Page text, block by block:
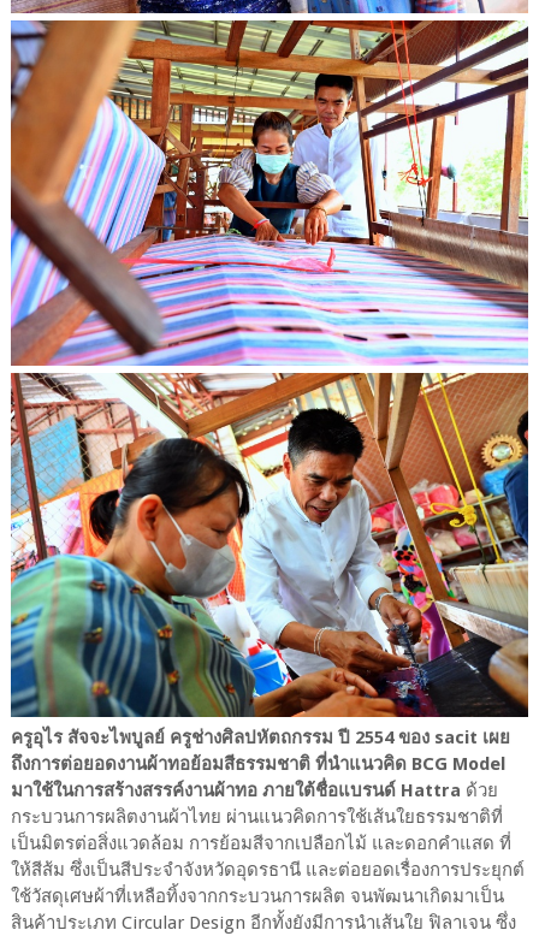
ครูอุไร สัจจะไพบูลย์ ครูช่างศิลปหัตถกรรม ปี 2554 ของ sacit เผย
ถึงการต่อยอดงานผ้าทอย้อมสีธรรมชาติ ที่นำแนวคิด BCG Model
มาใช้ในการสร้างสรรค์งานผ้าทอ ภายใต้ชื่อแบรนด์ Hattra ด้วย
กระบวนการผลิตงานผ้าไทย ผ่านแนวคิดการใช้เส้นใยธรรมชาติที่
เป็นมิตรต่อสิ่งแวดล้อม การย้อมสีจากเปลือกไม้ และดอกคำแสด ที่
ให้สีส้ม ซึ่งเป็นสีประจำจังหวัดอุดรธานี และต่อยอดเรื่องการประยุกต์
ใช้วัสดุเศษผ้าที่เหลือทิ้งจากกระบวนการผลิต จนพัฒนาเกิดมาเป็น
สินค้าประเภท Circular Design อีกทั้งยังมีการนำเส้นใย ฟิลาเจน ซึ่ง